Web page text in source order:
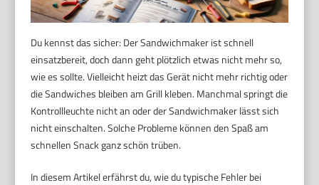
Du kennst das sicher: Der Sandwichmaker ist schnell
einsatzbereit, doch dann geht plötzlich etwas nicht mehr so,
wie es sollte. Vielleicht heizt das Gerät nicht mehr richtig oder
die Sandwiches bleiben am Grill kleben. Manchmal springt die
Kontrollleuchte nicht an oder der Sandwichmaker lässt sich
nicht einschalten. Solche Probleme können den Spaß am
schnellen Snack ganz schön trüben.
In diesem Artikel erfährst du, wie du typische Fehler bei